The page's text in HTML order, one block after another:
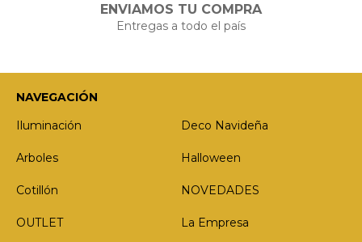
ENVIAMOS TU COMPRA
Entregas a todo el país
NAVEGACIÓN
Iluminación
Deco Navideña
Arboles Halloween
Cotillón NOVEDADES
OUTLET La Empresa